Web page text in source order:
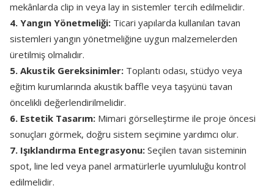
mekânlarda clip in veya lay in sistemler tercih edilmelidir.
4. Yangın Yönetmeliği: Ticari yapılarda kullanılan tavan
sistemleri yangın yönetmeliğine uygun malzemelerden
üretilmiş olmalıdır.
5. Akustik Gereksinimler: Toplantı odası, stüdyo veya
eğitim kurumlarında akustik baffle veya taşyünü tavan
öncelikli değerlendirilmelidir.
6. Estetik Tasarım: Mimari görselleştirme ile proje öncesi
sonuçları görmek, doğru sistem seçimine yardımcı olur.
7. Işıklandırma Entegrasyonu: Seçilen tavan sisteminin
spot, line led veya panel armatürlerle uyumluluğu kontrol
edilmelidir.